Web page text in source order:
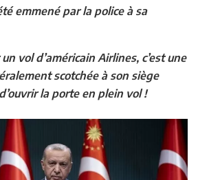
emmené par la police à sa
vol d’américain Airlines, c’est une
scotchée à son siège
la porte en plein vol !